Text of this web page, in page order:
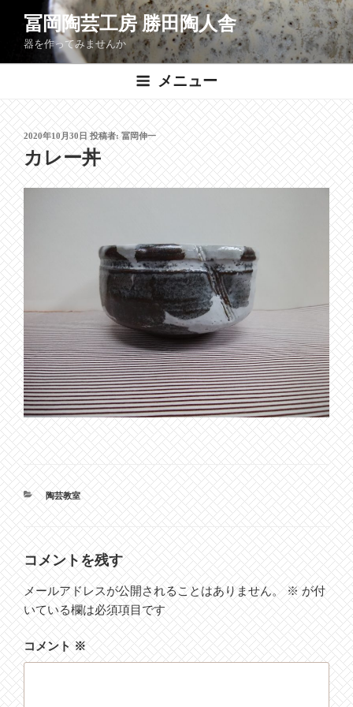
ン
へ
ス
キ
ッ
プ
冨岡陶芸工房 勝田陶人舎
器を作ってみませんか
メニュー
投
稿
日:
2020年10月30日投稿者:冨岡伸一
カレー丼
カ
テ
ゴ
リ
ー
陶芸教室
コメントを残す
メールアドレスが公開されることはありません。 ※が付
いている欄は必須項目です
コメント※